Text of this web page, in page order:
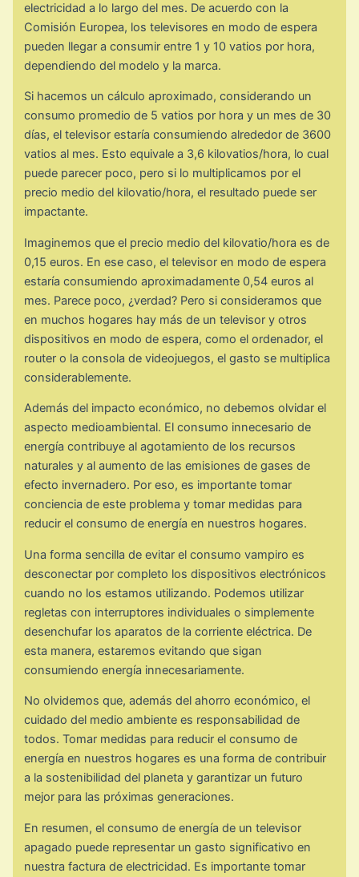
electricidad a lo largo del mes. De acuerdo con la
Comisión Europea, los televisores en modo de espera
pueden llegar a consumir entre 1 y 10 vatios por hora,
dependiendo del modelo y la marca.
Si hacemos un cálculo aproximado, considerando un
consumo promedio de 5 vatios por hora y un mes de 30
días, el televisor estaría consumiendo alrededor de 3600
vatios al mes. Esto equivale a 3,6 kilovatios/hora, lo cual
puede parecer poco, pero si lo multiplicamos por el
precio medio del kilovatio/hora, el resultado puede ser
impactante.
Imaginemos que el precio medio del kilovatio/hora es de
0,15 euros. En ese caso, el televisor en modo de espera
estaría consumiendo aproximadamente 0,54 euros al
mes. Parece poco, ¿verdad? Pero si consideramos que
en muchos hogares hay más de un televisor y otros
dispositivos en modo de espera, como el ordenador, el
router o la consola de videojuegos, el gasto se multiplica
considerablemente.
Además del impacto económico, no debemos olvidar el
aspecto medioambiental. El consumo innecesario de
energía contribuye al agotamiento de los recursos
naturales y al aumento de las emisiones de gases de
efecto invernadero. Por eso, es importante tomar
conciencia de este problema y tomar medidas para
reducir el consumo de energía en nuestros hogares.
Una forma sencilla de evitar el consumo vampiro es
desconectar por completo los dispositivos electrónicos
cuando no los estamos utilizando. Podemos utilizar
regletas con interruptores individuales o simplemente
desenchufar los aparatos de la corriente eléctrica. De
esta manera, estaremos evitando que sigan
consumiendo energía innecesariamente.
No olvidemos que, además del ahorro económico, el
cuidado del medio ambiente es responsabilidad de
todos. Tomar medidas para reducir el consumo de
energía en nuestros hogares es una forma de contribuir
a la sostenibilidad del planeta y garantizar un futuro
mejor para las próximas generaciones.
En resumen, el consumo de energía de un televisor
apagado puede representar un gasto significativo en
nuestra factura de electricidad. Es importante tomar